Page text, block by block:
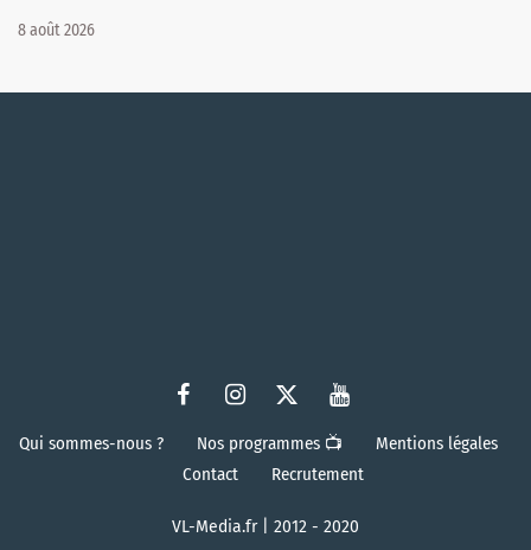
8 août 2026
Qui sommes-nous ? Nos programmes 📺
Mentions légales
Contact
Recrutement
VL-Media.fr | 2012 - 2020